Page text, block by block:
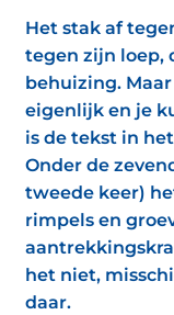
Het stak af
tegen zijn loep,
behuizing.
eigenlijk en je
is de tekst in
Onder de
tweede keer)
rimpels en
het niet,
daar.